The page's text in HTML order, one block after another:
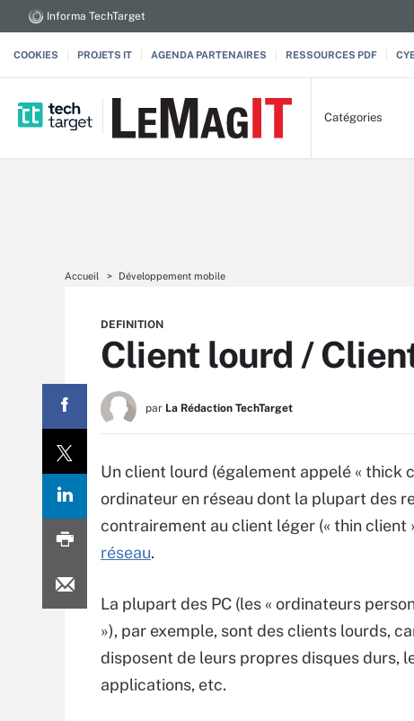
Informa TechTarget
COOKIES PROJETS IT AGENDA PARTENAIRES RESSOURCES PDF
Catégories
Accueil Développement mobile
DEFINITION
Client lourd /
par La Rédaction TechTarget
Un client lourd (également appelé « thick
ordinateur en réseau dont la plupart des
contrairement au client léger (« thin
réseau.
La plupart des PC (les « ordinateurs
»), par exemple, sont des clients lourds,
disposent de leurs propres disques durs,
applications, etc.